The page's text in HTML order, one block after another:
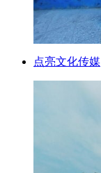
点亮文化传媒